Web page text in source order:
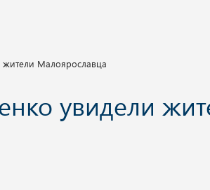
Малоярославца
увидели